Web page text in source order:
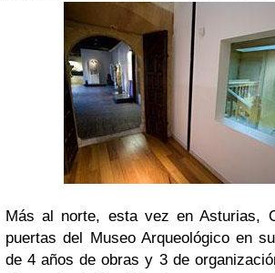
Más al norte, esta vez en Asturias,
puertas del Museo Arqueológico en
de 4 años de obras y 3 de